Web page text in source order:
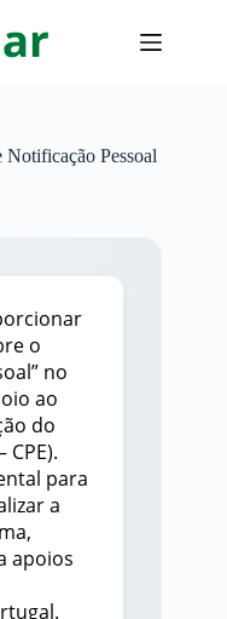
Pessoal
o
no
ao
do
CPE).
para
a
apoios